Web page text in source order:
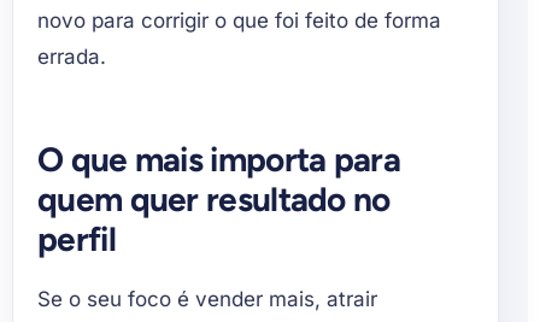
novo para corrigir o que foi feito de forma
errada.
O que mais importa para
quem quer resultado no
perfil
Se o seu foco é vender mais, atrair